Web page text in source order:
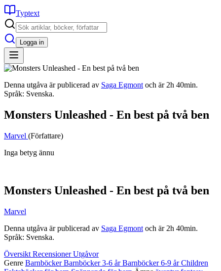
Typtext
Logga in
Denna utgåva är publicerad av Saga Egmont och är 2h 40min.
Språk: Svenska.
Monsters Unleashed - En best på två ben
Marvel (Författare)
Inga betyg ännu
Monsters Unleashed - En best på två ben
Marvel
Denna utgåva är publicerad av Saga Egmont och är 2h 40min.
Språk: Svenska.
Översikt RecensionerUtgåvor
Genre BarnböckerBarnböcker 3-6 årBarnböcker 6-9 årChildren